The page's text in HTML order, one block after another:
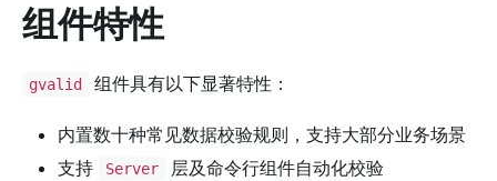
组件特性
gvalid 组件具有以下显著特性：
内置数十种常见数据校验规则，支持大部分业务场景
支持
Server
层及命令行组件自动化校验